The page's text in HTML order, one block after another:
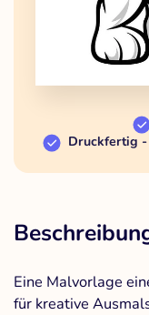
Druckfertig
Eine Malvorlage
für kreative